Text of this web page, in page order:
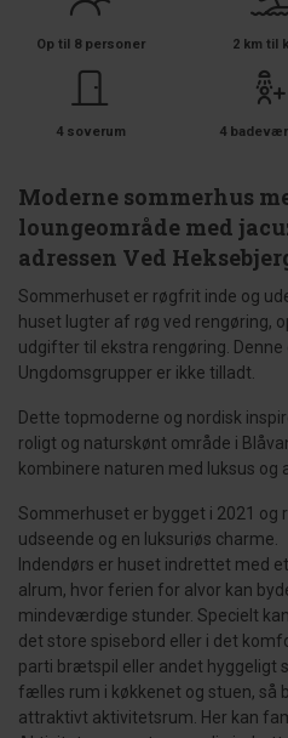
Op til 8 personer 2 km til
4 soverum 4
Moderne sommerhus
loungeområde med
adressen Ved
Sommerhuset er røgfrit inde og
huset lugter af røg ved rengøring,
udgifter til ekstra rengøring. Denne
Ungdomsgrupper er ikke tilladt.
Dette topmoderne og nordisk
roligt og naturskønt område i
kombinere naturen med luksus og
Sommerhuset er bygget i 2021
udseende og en luksuriøs charme.
Indendørs er huset indrettet med
alrum, hvor ferien for alvor kan
mindeværdige stunder. Specielt
det store spisebord eller i det
parti brætspil eller andet hyggeligt
fælles rum i køkkenet og stuen, så
attraktivt aktivitetsrum. Her kan